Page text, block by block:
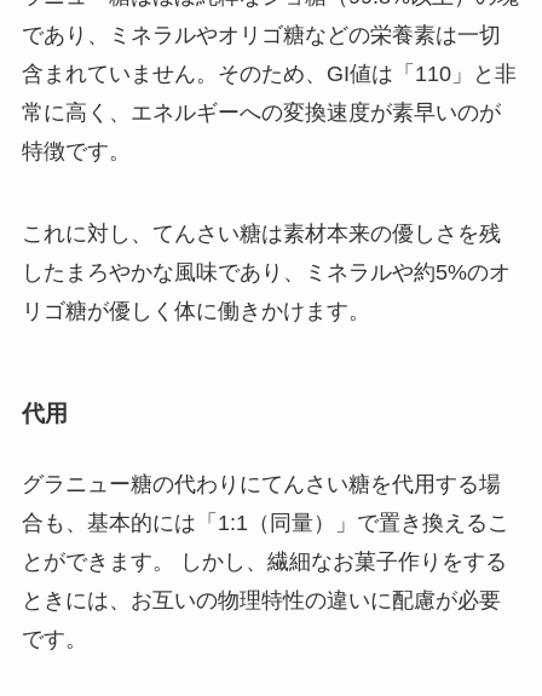
であり、ミネラルやオリゴ糖などの栄養素は一切
含まれていません。そのため、GI値は「110」と非
常に高く、エネルギーへの変換速度が素早いのが
特徴です。
これに対し、てんさい糖は素材本来の優しさを残
したまろやかな風味であり、ミネラルや約5%のオ
リゴ糖が優しく体に働きかけます。
代用
グラニュー糖の代わりにてんさい糖を代用する場
合も、基本的には「1:1（同量）」で置き換えるこ
とができます。 しかし、繊細なお菓子作りをする
ときには、お互いの物理特性の違いに配慮が必要
です。